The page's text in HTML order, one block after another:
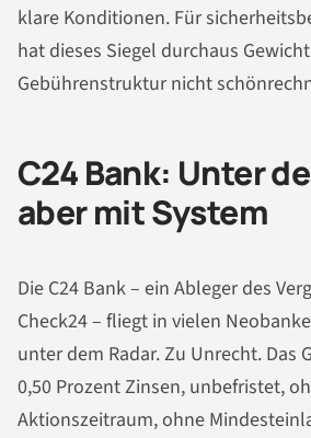
klare Konditionen. Für
hat dieses Siegel durchaus
Gebührenstruktur nicht
C24 Bank: Unter
aber mit System
Die C24 Bank – ein Ableger des
Check24 – fliegt in vielen
unter dem Radar. Zu Unrecht. Das
0,50 Prozent Zinsen, unbefristet,
Aktionszeitraum, ohne